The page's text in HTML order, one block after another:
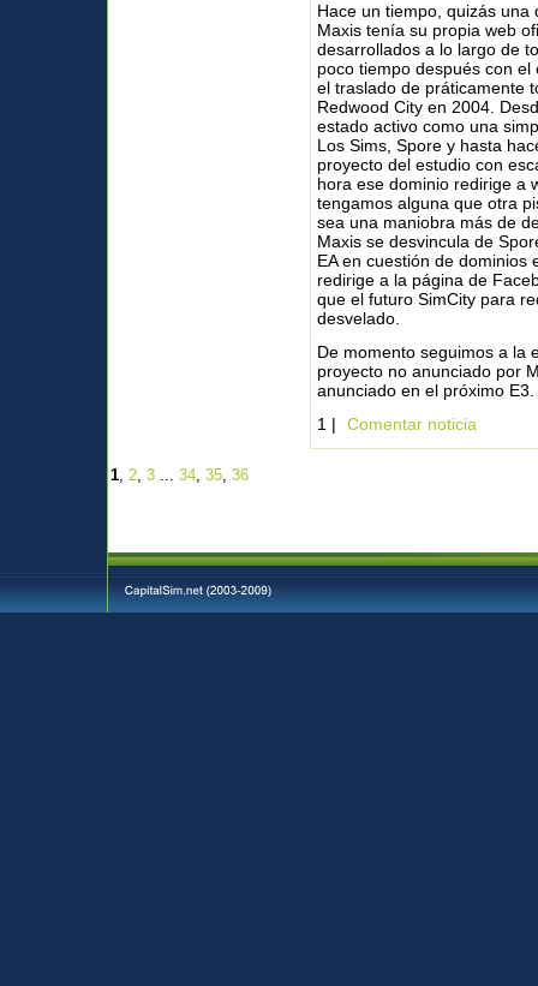
Hace un tiempo, quizás
Maxis tenía su propia web
desarrollados a lo largo de
poco tiempo después con
el traslado de práticamente
Redwood City en 2004.
estado activo como una
Los Sims, Spore y hasta
proyecto del estudio con
hora ese dominio redirige a
tengamos alguna que otra
sea una maniobra más de
Maxis se desvincula de
EA en cuestión de dominios
redirige a la página de
que el futuro SimCity para
desvelado.
De momento seguimos a la
proyecto no anunciado por
anunciado en el próximo E3.
1 |
Comentar noticia
1 2 3 34 35 36